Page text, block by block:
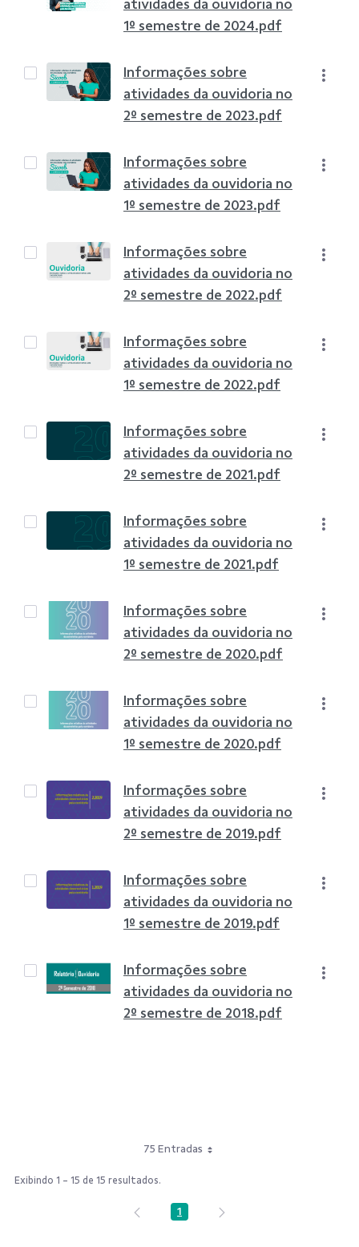
atividades da ouvidoria no
1º semestre de 2024.pdf
Informações sobre
atividades da ouvidoria no
2º semestre de 2023.pdf
Informações sobre
atividades da ouvidoria no
1º semestre de 2023.pdf
Informações sobre
atividades da ouvidoria no
2º semestre de 2022.pdf
Informações sobre
atividades da ouvidoria no
1º semestre de 2022.pdf
Informações sobre
atividades da ouvidoria no
2º semestre de 2021.pdf
Informações sobre
atividades da ouvidoria no
1º semestre de 2021.pdf
Informações sobre
atividades da ouvidoria no
2º semestre de 2020.pdf
Informações sobre
atividades da ouvidoria no
1º semestre de 2020.pdf
Informações sobre
atividades da ouvidoria no
2º semestre de 2019.pdf
Informações sobre
atividades da ouvidoria no
1º semestre de 2019.pdf
Informações sobre
atividades da ouvidoria no
2º semestre de 2018.pdf
75 Entradas
Exibindo 1 - 15 de 15 resultados.
Página
1